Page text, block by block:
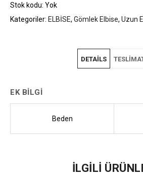
Stok kodu: Yok
Kategoriler: ELBİSE, Gömlek Elbise, Uzun
DETAILS
EK BILGI
Beden
İLGILI